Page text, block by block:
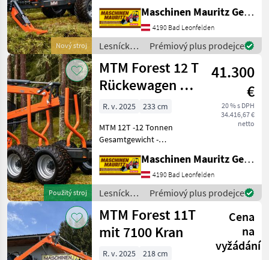
Nový stroj
Knickdeichsel -
Pulverbeschichtung -
optional Forwarderrungen -
Druckluft oder hydraulische
Bremse
Maschinen Mauritz GesmbH
4190 Bad Leonfelden
Lesnícke a
drevárske
stroje /
MTM
Forest
Prémiový plus prodejce
Použitý stroj
MTM Forest 12 T
Rückewagen mit
7300 Kran
41.300
€
20 % s DPH
34.416,67 €
netto
R. v. 2025
233 cm
MTM 12T -12 Tonnen
Gesamtgewicht -
(200x100x8) - Flap down
Abstützung - 1x
zusätzliches Rungenpaar -
Hydraulische Bremse auf
beiden Achsen
Maschinen Mauritz GesmbH
4190 Bad Leonfelden
Lesnícke a
drevárske
stroje /
MTM
Forest
Prémiový plus prodejce
MTM Forest 11T
mit 7100 Kran
Cena
na
vyžádání
R. v. 2025 218 cm